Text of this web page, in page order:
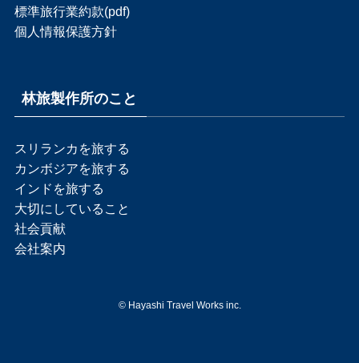
標準旅行業約款(pdf)
個人情報保護方針
林旅製作所のこと
スリランカを旅する
カンボジアを旅する
インドを旅する
大切にしていること
社会貢献
会社案内
©Hayashi Travel Works inc.